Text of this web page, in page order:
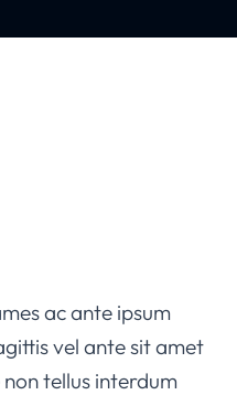
ac ante ipsum
vel ante sit amet
tellus interdum